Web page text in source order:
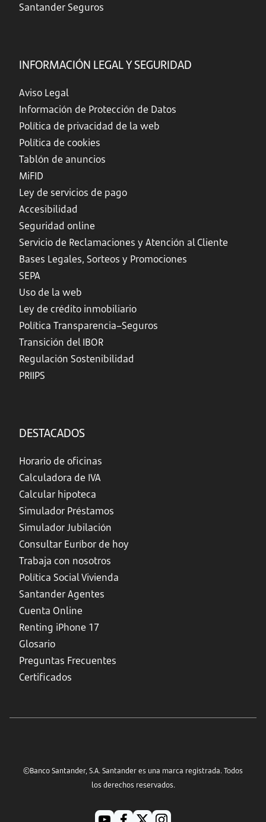
Santander Seguros
INFORMACIÓN LEGAL Y SEGURIDAD
Aviso Legal
Información de Protección de Datos
Política de privacidad de la web
Política de cookies
Tablón de anuncios
MiFID
Ley de servicios de pago
Accesibilidad
Seguridad online
Servicio de Reclamaciones y Atención al Cliente
Bases Legales, Sorteos y Promociones
SEPA
Uso de la web
Ley de crédito inmobiliario
Política Transparencia–Seguros
Transición del IBOR
Regulación Sostenibilidad
PRIIPS
DESTACADOS
Horario de oficinas
Calculadora de IVA
Calcular hipoteca
Simulador Préstamos
Simulador Jubilación
Consultar Euríbor de hoy
Trabaja con nosotros
Política Social Vivienda
Santander Agentes
Cuenta Online
Renting iPhone 17
Glosario
Preguntas Frecuentes
Certificados
©Banco Santander, S.A. Santander es una marca registrada. Todos
los derechos reservados.